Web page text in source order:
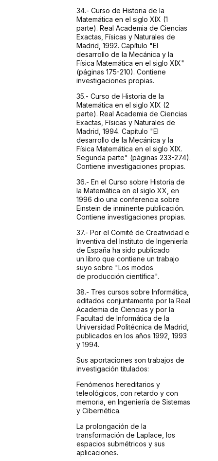
34.- Curso de Historia de la
Matemática en el siglo XIX (1
parte). Real Academia de Ciencias
Exactas, Físicas y Naturales de
Madrid, 1992. Capítulo "El
desarrollo de la Mecánica y la
Física Matemática en el siglo XIX"
(páginas 175-210). Contiene
investigaciones propias.
35.- Curso de Historia de la
Matemática en el siglo XIX (2
parte). Real Academia de Ciencias
Exactas, Físicas y Naturales de
Madrid, 1994. Capítulo "El
desarrollo de la Mecánica y la
Física Matemática en el siglo XIX.
Segunda parte" (páginas 233-274).
Contiene investigaciones propias.
36.- En el Curso sobre Historia de
la Matemática en el siglo XX, en
1996 dio una conferencia sobre
Einstein de inminente publicación.
Contiene investigaciones propias.
37.- Por el Comité de Creatividad e
Inventiva del Instituto de Ingeniería
de España ha sido publicado
un libro que contiene un trabajo
suyo sobre "Los modos
de producción científica".
38.- Tres cursos sobre Informática,
editados conjuntamente por la Real
Academia de Ciencias y por la
Facultad de Informática de la
Universidad Politécnica de Madrid,
publicados en los años 1992, 1993
y 1994.
Sus aportaciones sontrabajos de
investigación titulados:
Fenómenos hereditarios y
teleológicos, con retardo y con
memoria, en Ingeniería de Sistemas
y Cibernética.
La prolongación de la
transformación de Laplace, los
espacios submétricos y sus
aplicaciones.